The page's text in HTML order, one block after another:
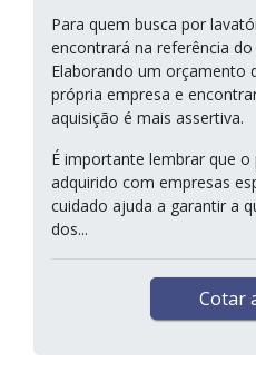
Para quem busca por
encontrará na referência
Elaborando um orçamento
própria empresa e
aquisição é mais assertiva.
É importante lembrar que
adquirido com empresas
cuidado ajuda a garantir a
dos...
Cotar